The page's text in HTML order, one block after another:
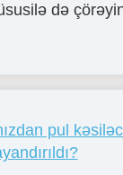
də
pul